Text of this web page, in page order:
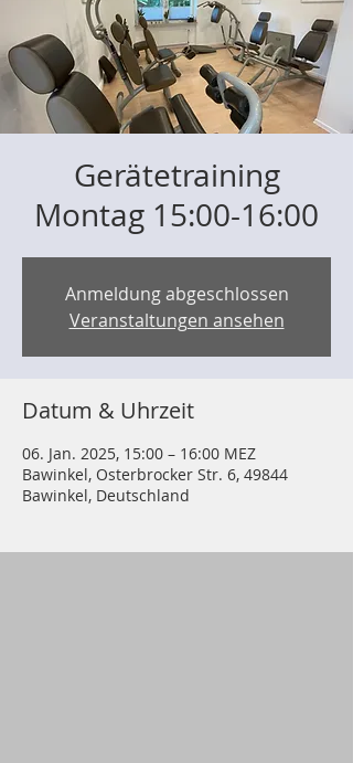
Gerätetraining
Montag 15:00-16:00
Anmeldung abgeschlossen
Veranstaltungen ansehen
Datum & Uhrzeit
06. Jan. 2025, 15:00 – 16:00 MEZ
Bawinkel, Osterbrocker Str. 6, 49844
Bawinkel, Deutschland